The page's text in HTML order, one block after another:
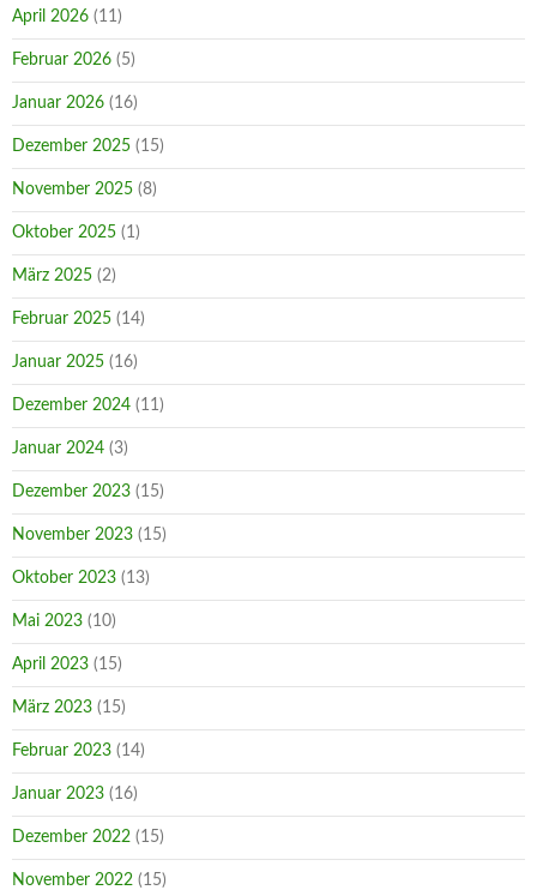
April 2026 (11)
Februar 2026 (5)
Januar 2026 (16)
Dezember 2025 (15)
November 2025 (8)
Oktober 2025 (1)
März 2025 (2)
Februar 2025 (14)
Januar 2025 (16)
Dezember 2024 (11)
Januar 2024 (3)
Dezember 2023 (15)
November 2023 (15)
Oktober 2023 (13)
Mai 2023 (10)
April 2023 (15)
März 2023 (15)
Februar 2023 (14)
Januar 2023 (16)
Dezember 2022 (15)
November 2022 (15)